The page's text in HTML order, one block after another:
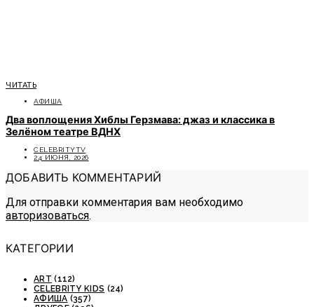
ЧИТАТЬ
АФИША
Два воплощения Хиблы Герзмава: джаз и классика в
Зелёном театре ВДНХ
CELEBRITYTV
24 ИЮНЯ, 2026
ДОБАВИТЬ КОММЕНТАРИЙ
Для отправки комментария вам необходимо
авторизоваться.
КАТЕГОРИИ
ART (112)
CELEBRITY KIDS (24)
АФИША (357)